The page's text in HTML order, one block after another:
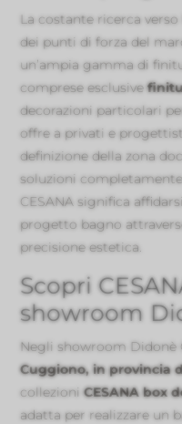
La costante ricerca
dei punti di forza del
un’ampia gamma di
comprese esclusive
decorazioni particolari
offre a privati e
definizione della zona
soluzioni
CESANA significa
progetto bagno
precisione estetica.
Scopri
showroom
Negli showroom Didonè
Cuggiono, in provincia
collezioniCESANA box
adatta per realizzare un